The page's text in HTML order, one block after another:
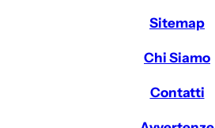
Sitemap
Chi Siamo
Contatti